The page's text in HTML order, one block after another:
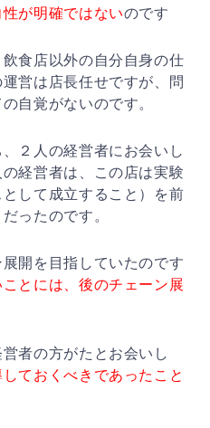
が明確ではないのです
食店以外の自分自身の仕
営は店長任せですが、問
自覚がないのです。
２人の経営者にお会いし
経営者は、この店は実験
して成立すること）を前
ったのです。
開を目指していたのです
とには、後のチェーン展
者の方がたとお会いし
ておくべきであったこと